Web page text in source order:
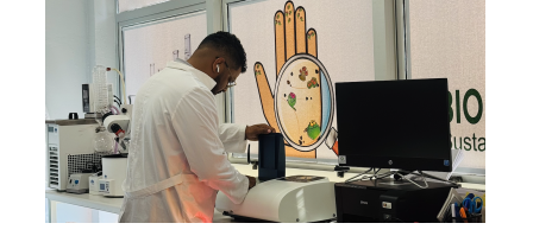
Postgrado
Formación Continua
Estudiantes